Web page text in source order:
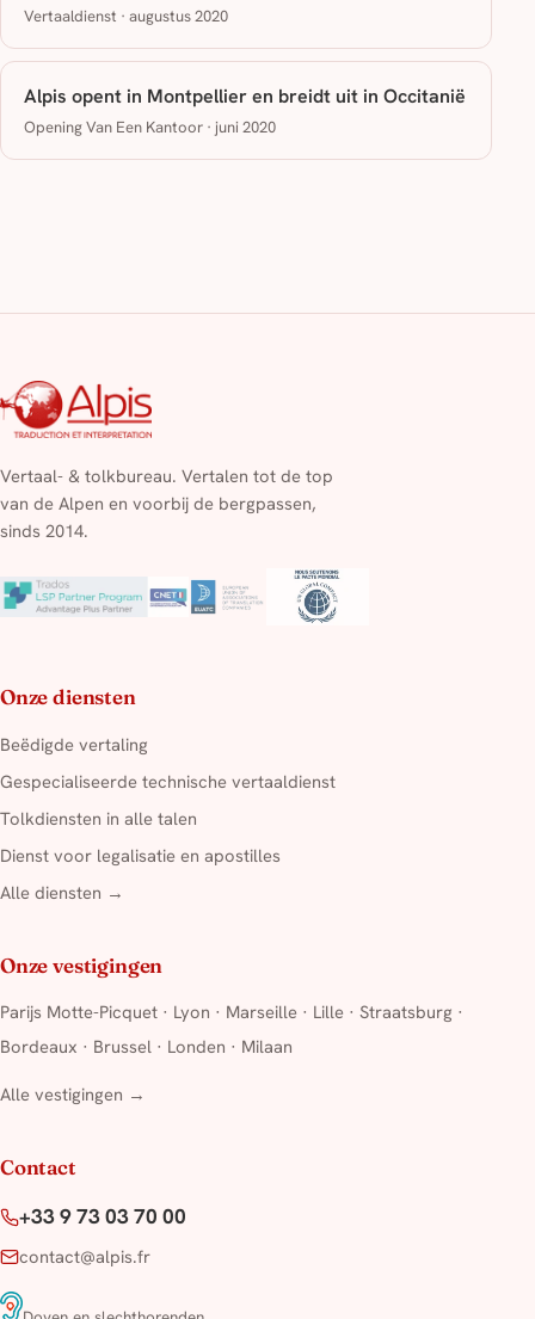
Vertaaldienst · augustus 2020
Alpis opent in Montpellier en breidt uit in Occitanië
Opening Van Een Kantoor · juni 2020
Vertaal- & tolkbureau. Vertalen tot de top
van de Alpen en voorbij de bergpassen,
sinds 2014.
Onze diensten
Beëdigde vertaling
Gespecialiseerde technische vertaaldienst
Tolkdiensten in alle talen
Dienst voor legalisatie en apostilles
Alle diensten →
Onze vestigingen
Parijs Motte-Picquet · Lyon · Marseille · Lille · Straatsburg ·
Bordeaux · Brussel · Londen · Milaan
Alle vestigingen →
Contact
+33 9 73 03 70 00
contact@alpis.fr